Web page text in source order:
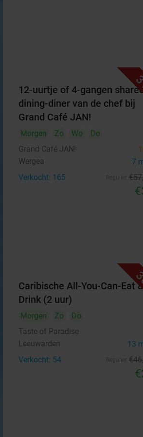
12-uurtje of 4-gangen
dining-diner van de chef bij
Grand Café JAN!
Morgen Zo Wo
Do
Grand Café JAN!
Wergea 7
Verkocht: 165 €57
Caribische All-You-Can-Eat
Drink (2 uur)
Morgen Zo
Do
Taste of Paradise
Leeuwarden 13
Verkocht: 54 €46